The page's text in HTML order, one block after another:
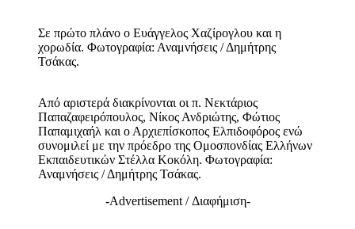
Σε πρώτο πλάνο ο Ευάγγελος Χαζίρογλου και η
χορωδία. Φωτογραφία: Αναμνήσεις / Δημήτρης
Τσάκας.
Από αριστερά διακρίνονται οι π. Νεκτάριος
Παπαζαφειρόπουλος, Νίκος Ανδριώτης, Φώτιος
Παπαμιχαήλ και ο Αρχιεπίσκοπος Ελπιδοφόρος ενώ
συνομιλεί με την πρόεδρο της Ομοσπονδίας Ελλήνων
Εκπαιδευτικών Στέλλα Κοκόλη. Φωτογραφία:
Αναμνήσεις / Δημήτρης Τσάκας.
-Advertisement / Διαφήμιση-